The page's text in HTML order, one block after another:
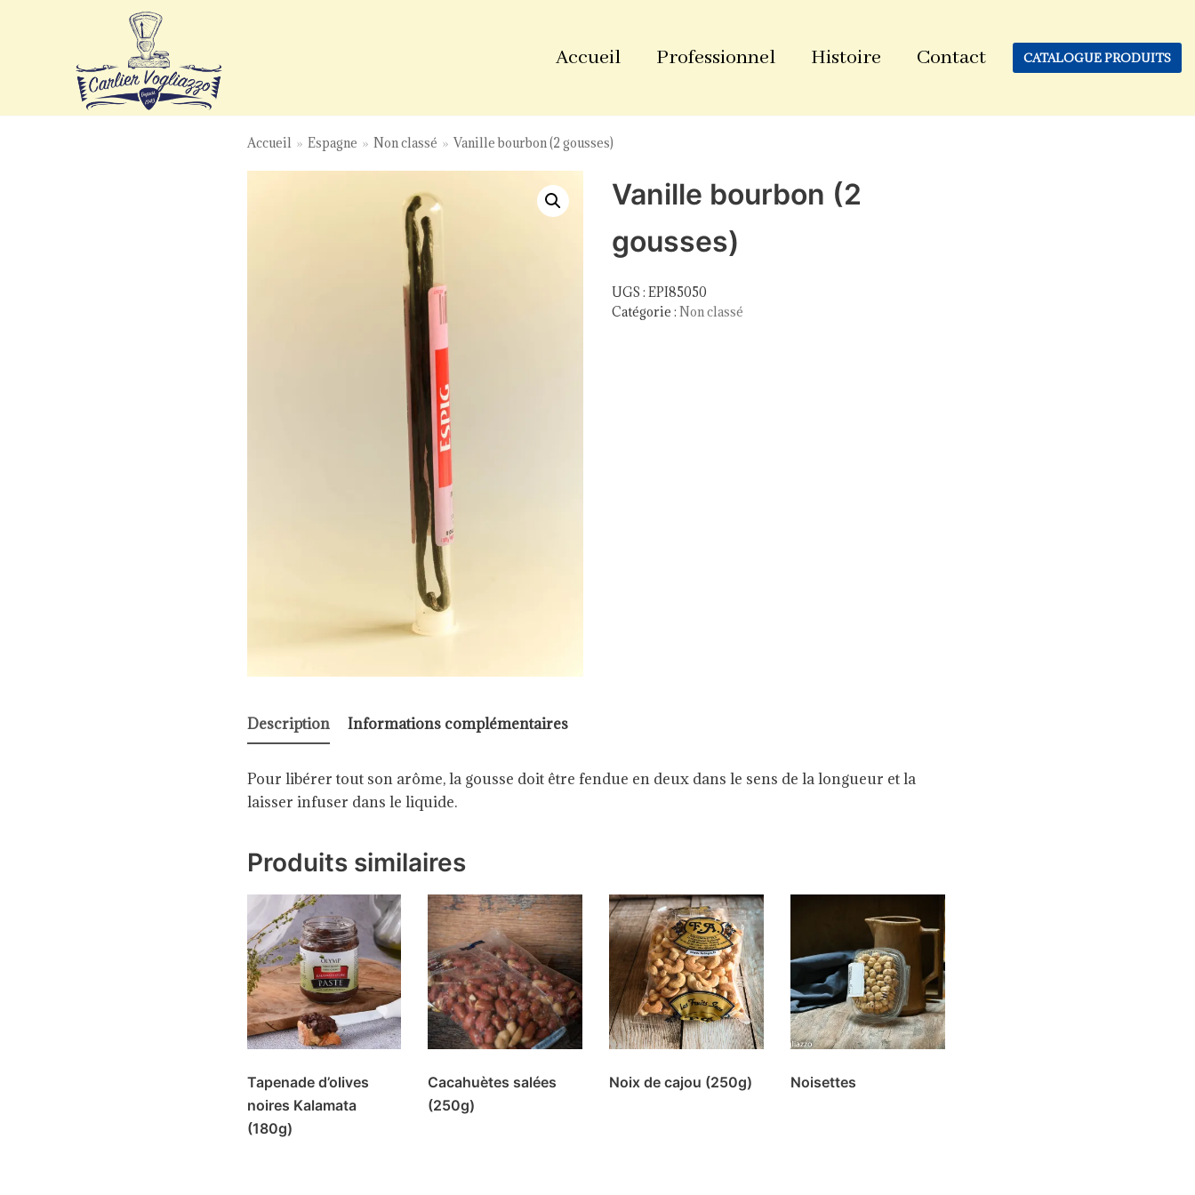
Accueil Professionnel Histoire Contact CATALOGUE PRODUITS
Accueil » Espagne » Non classé » Vanille bourbon (2 gousses)
Vanille bourbon (2
gousses)
UGS : EPI85050
Catégorie : Non classé
Description Informations complémentaires
Pour libérer tout son arôme, la gousse doit être fendue en deux dans le sens de la longueur et la
laisser infuser dans le liquide.
Produits similaires
Tapenade d’olives
noires Kalamata
(180g)
Cacahuètes salées
(250g)
Noix de cajou (250g) Noisettes